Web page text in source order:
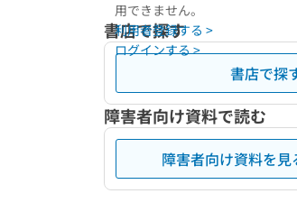
用できません。
利用者登録する >
ログインする >
書店で探す
書店で探
障害者向け資料で読む
障害者向け資料を見